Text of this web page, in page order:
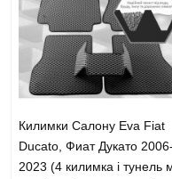
Килимки Салону Eva Fiat
Ducato, Фиат Дукато 2006-
2023 (4 килимка і тунель